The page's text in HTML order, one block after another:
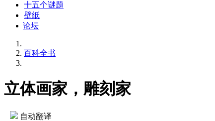
十五个谜题
壁纸
论坛
百科全书
立体画家，雕刻家
自动翻译